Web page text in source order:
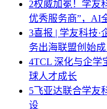
2权威加冕！学友
优秀服务商”，AI
3喜报 | 学友科技·
务出海联盟创始成
4TCL 深化与企学
球人才成长
5飞亚达联合学友
设